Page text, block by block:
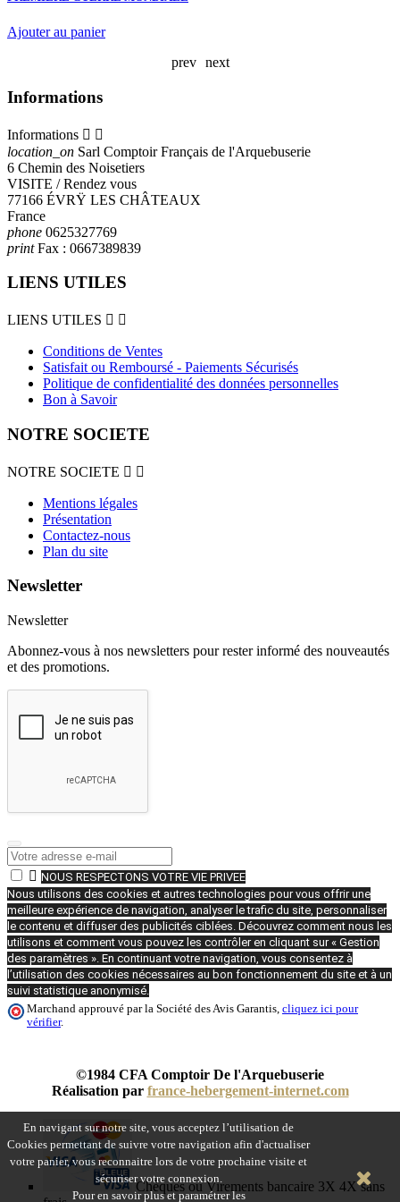
En navigant sur notre site, vous acceptez l’utilisation de
Cookies permettant de suivre votre navigation afin d'actualiser
votre panier, vous reconnaitre lors de votre prochaine visite et
sécuriser votre connexion.
Pour en savoir plus et paramétrer les
Ajouter au panier
prev next
Informations
Informations  
location_on Sarl Comptoir Français de l'Arquebuserie
6 Chemin des Noisetiers
VISITE / Rendez vous
77166 ÉVRŸ LES CHÂTEAUX
France
phone 0625327769
printFax : 0667389839
LIENS UTILES
LIENS UTILES  
Conditions de Ventes
Satisfait ou Remboursé - Paiements Sécurisés
Politique de confidentialité des données personnelles
Bon à Savoir
NOTRE SOCIETE
NOTRE SOCIETE  
Mentions légales
Présentation
Contactez-nous
Plan du site
Newsletter
Newsletter
Abonnez-vous à nos newsletters pour rester informé des nouveautés
et des promotions.
 NOUS RESPECTONS VOTRE VIE PRIVEE
Nous utilisons des cookies et autres technologies pour vous offrir une
meilleure expérience de navigation, analyser le trafic du site, personnaliser
le contenu et diffuser des publicités ciblées. Découvrez comment nous les
utilisons et comment vous pouvez les contrôler en cliquant sur « Gestion
des paramètres ». En continuant votre navigation, vous consentez à
l’utilisation des cookies nécessaires au bon fonctionnement du site et à un
suivi statistique anonymisé.
Marchand approuvé par la Société des Avis Garantis, cliquez ici pour
vérifier.
©1984 CFA Comptoir De l'Arquebuserie
Réalisation par france-hebergement-internet.com
Chèques ou Virements bancaire 3X 4X sans